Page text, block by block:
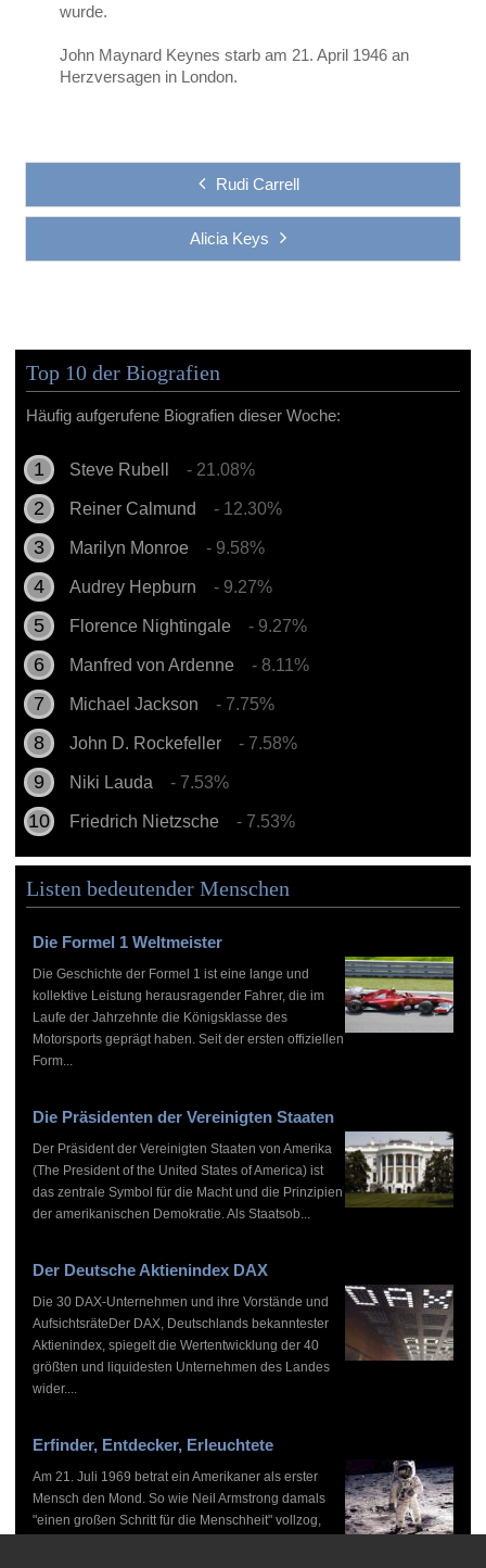
wurde.
John Maynard Keynes starb am 21. April 1946 an
Herzversagen in London.
Rudi Carrell
Alicia Keys
Top 10 der Biografien
Häufig aufgerufene Biografien dieser Woche:
Steve Rubell - 21.08%
Reiner Calmund - 12.30%
Marilyn Monroe - 9.58%
Audrey Hepburn - 9.27%
Florence Nightingale - 9.27%
Manfred von Ardenne - 8.11%
Michael Jackson - 7.75%
John D. Rockefeller - 7.58%
Niki Lauda - 7.53%
Friedrich Nietzsche - 7.53%
Listen bedeutender Menschen
Die Formel 1 Weltmeister
Die Geschichte der Formel 1 ist eine lange und
kollektive Leistung herausragender Fahrer, die im
Laufe der Jahrzehnte die Königsklasse des
Motorsports geprägt haben. Seit der ersten offiziellen
Form...
Die Präsidenten der Vereinigten Staaten
Der Präsident der Vereinigten Staaten von Amerika
(The President of the United States of America) ist
das zentrale Symbol für die Macht und die Prinzipien
der amerikanischen Demokratie. Als Staatsob...
Der Deutsche Aktienindex DAX
Die 30 DAX-Unternehmen und ihre Vorstände und
AufsichtsräteDer DAX, Deutschlands bekanntester
Aktienindex, spiegelt die Wertentwicklung der 40
größten und liquidesten Unternehmen des Landes
wider....
Erfinder, Entdecker, Erleuchtete
Am 21. Juli 1969 betrat ein Amerikaner als erster
Mensch den Mond. So wie Neil Armstrong damals
"einen großen Schritt für die Menschheit" vollzog,